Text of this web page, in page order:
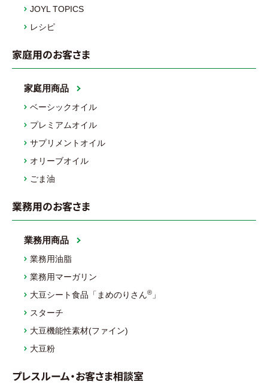
JOYL TOPICS
レシピ
家庭用のお客さま
家庭用商品
ベーシックオイル
プレミアムオイル
サプリメントオイル
オリーブオイル
ごま油
業務用のお客さま
業務用商品
業務用油脂
業務用マーガリン
大豆シート食品「まめのりさん® 」
スターチ
大豆機能性素材(ファイン)
大豆粉
プレスルーム・お客さま相談室